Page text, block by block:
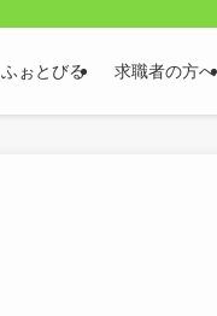
ふぉとびる 求職者の方へ